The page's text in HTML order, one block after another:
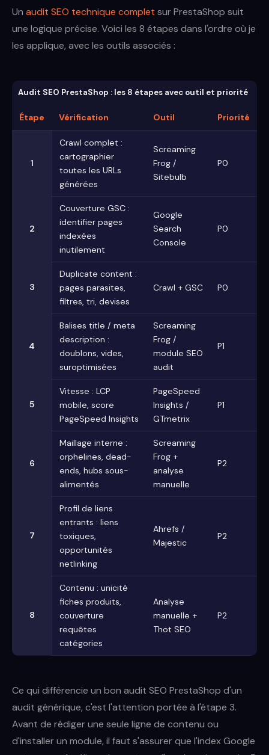
Un audit SEO technique complet sur PrestaShop suit
une logique précise. Voici les 8 étapes dans l'ordre où je
les applique, avec les outils associés :
Audit SEO PrestaShop : les 8 étapes avec outil et priorité
Étape Vérification Outil Priorité
1
Crawl complet :
cartographier
toutes les URLs
générées
Screaming
Frog /
Sitebulb
P0
2
Couverture GSC :
identifier pages
indexées
inutilement
Google
Search
Console
P0
3
Duplicate content :
pages parasites,
filtres, tri, devises
Crawl + GSC P0
4
Balises title / meta
description :
doublons, vides,
suroptimisées
Screaming
Frog /
module SEO
audit
P1
5
Vitesse : LCP
mobile, score
PageSpeed Insights
PageSpeed
Insights /
GTmetrix
P1
6
Maillage interne :
orphelines, dead-
ends, hubs sous-
alimentés
Screaming
Frog +
analyse
manuelle
P2
7
Profil de liens
entrants : liens
toxiques,
opportunités
netlinking
Ahrefs /
Majestic
P2
8
Contenu : unicité
fiches produits,
couverture
requêtes
catégories
Analyse
manuelle +
Thot SEO
P2
Ce qui différencie un bon audit SEO PrestaShop d'un
audit générique, c'est l'attention portée à l'étape 3.
Avant de rédiger une seule ligne de contenu ou
d'installer un module, il faut s'assurer que l'index Google